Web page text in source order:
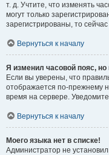
т. д. Учтите, что изменять
могут только
зарегистрированы, то
Вернуться к началу
Я изменил часовой пояс,
Если вы уверены, что
отображается по-прежнему
время на сервере.
Вернуться к началу
Моего языка нет в списке!
Администратор не